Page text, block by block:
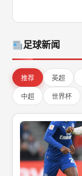
足球新闻
推荐 英超
中超 世界杯